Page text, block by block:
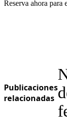
Reserva ahora para
Publicaciones
relacionadas